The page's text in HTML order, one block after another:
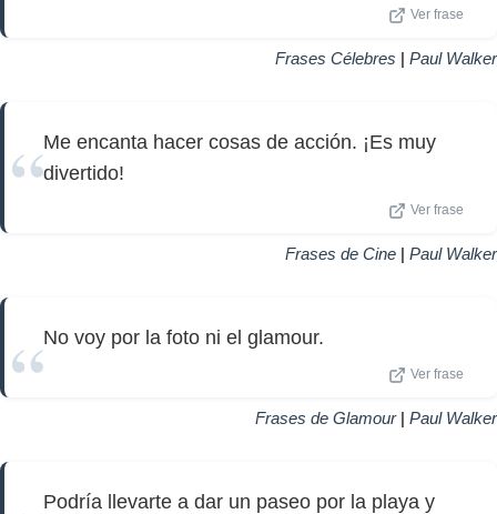
Ver frase
Frases Célebres | Paul Walker
Me encanta hacer cosas de acción. ¡Es muy
divertido!
Ver frase
Frases de Cine | Paul Walker
No voy por la foto ni el glamour.
Ver frase
Frases de Glamour| Paul Walker
Podría llevarte a dar un paseo por la playa y